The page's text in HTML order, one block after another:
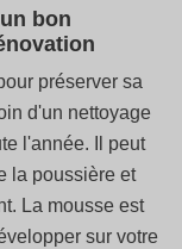
bon
préserver sa
d'un nettoyage
l'année. Il peut
la poussière et
La mousse est
sur votre